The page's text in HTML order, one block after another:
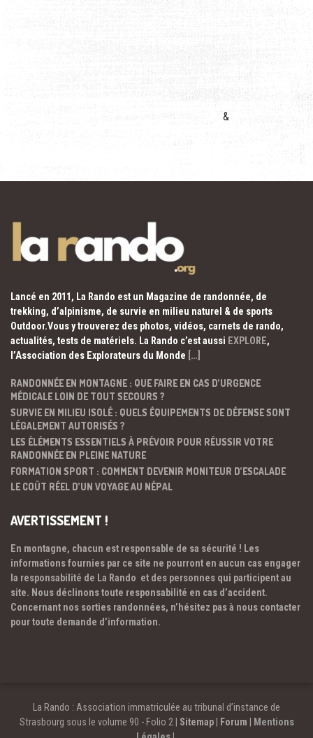
&
Lancé en 2011, La Rando est un Magazine de randonnée, de
trekking, d’alpinisme, de survie en milieu naturel & de sports
Outdoor.Vous y trouverez des photos, vidéos, carnets de rando,
actualités, tests de matériels. La Rando c’est aussi EXPLORE,
l’Association des Explorateurs du Monde […]
RANDONNÉE EN MONTAGNE : QUE FAIRE EN CAS D’URGENCE
MÉDICALE LOIN DE TOUT SECOURS ?
SURVIE EN MILIEU ISOLÉ : QUELS ÉQUIPEMENTS DE DÉFENSE SONT
LÉGALEMENT AUTORISÉS ?
LES ÉLÉMENTS ESSENTIELS À PRÉVOIR POUR RÉUSSIR VOTRE
RANDONNÉE EN PLEINE NATURE
FORMATION SPORT : COMMENT DEVENIR MONITEUR D’ESCALADE
LE COÛT RÉEL D’UN VOYAGE AU NÉPAL
AVERTISSEMENT !
En montagne, chacun est responsable de sa sécurité ! Les
informations fournies par ce site ne pourront en aucun cas engager
la responsabilité de La Rando et des personnes qui participent au
site. Nous déclinons toute responsabilité en cas d’accident.
Concernant nos sorties randonnées, n’hésitez pas à nous contacter
pour toute demande d’information.
La Rando : Association immatriculée au tribunal d’instance de
Strasbourg sous le volume 90 - Folio 2 | Sitemap| Forum
Mentions